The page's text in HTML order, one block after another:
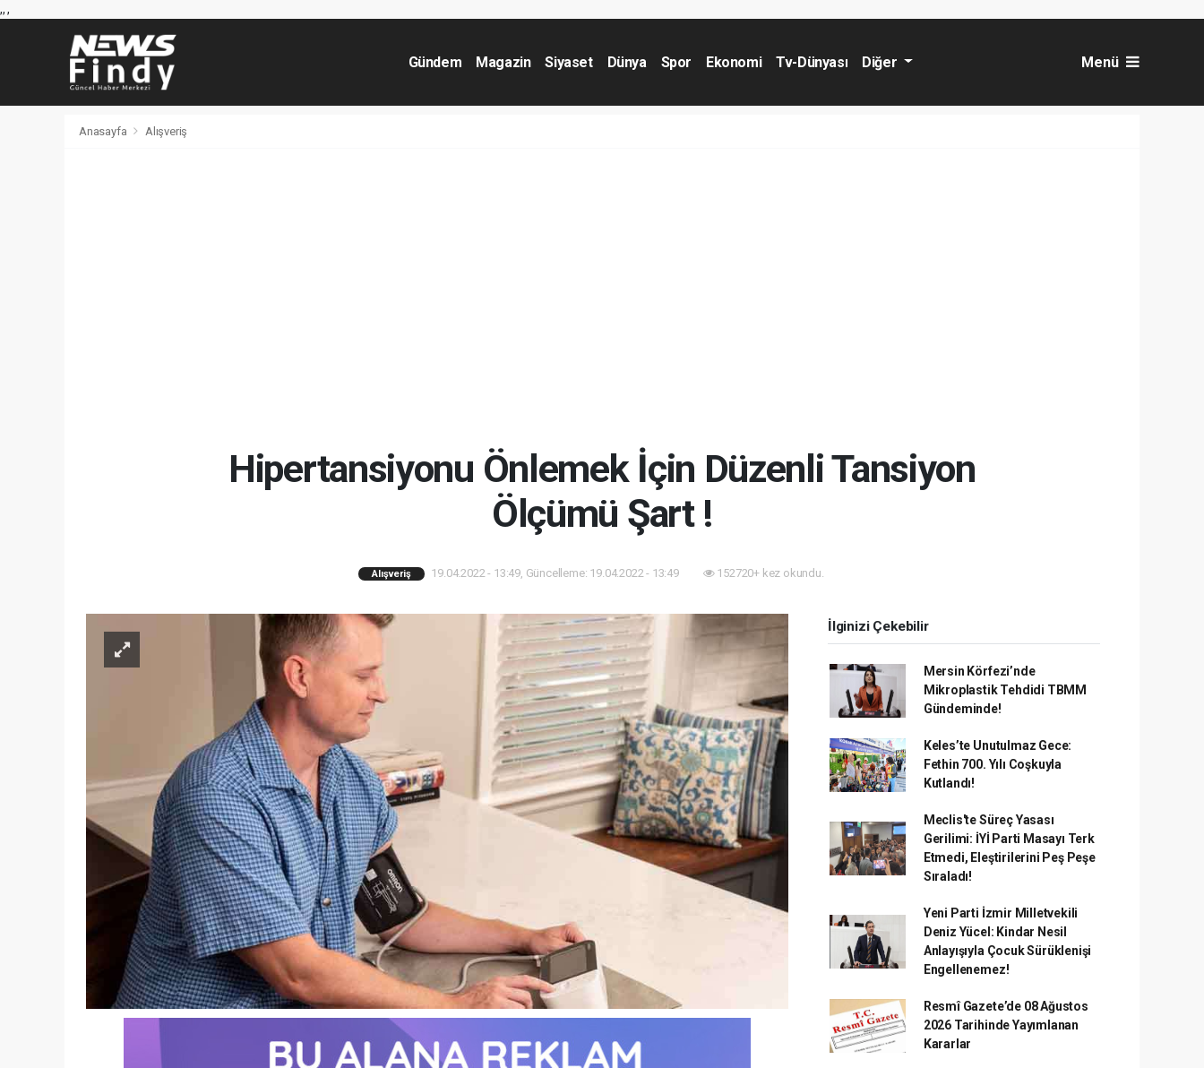
,,,
Gündem Magazin Siyaset Dünya Spor Ekonomi Tv-Dünyası Diğer Menü
Anasayfa Alışveriş
Hipertansiyonu Önlemek İçin Düzenli Tansiyon
Ölçümü Şart !
Alışveriş 19.04.2022 - 13:49, Güncelleme: 19.04.2022 - 13:49 152720+ kez okundu.
İlginizi Çekebilir
Mersin Körfezi’nde
Mikroplastik Tehdidi TBMM
Gündeminde!
Keles’te Unutulmaz Gece:
Fethin 700. Yılı Coşkuyla
Kutlandı!
Meclis'te Süreç Yasası
Gerilimi: İYİ Parti Masayı Terk
Etmedi, Eleştirilerini Peş Peşe
Sıraladı!
Yeni Parti İzmir Milletvekili
Deniz Yücel: Kindar Nesil
Anlayışıyla Çocuk Sürüklenişi
Engellenemez!
Resmî Gazete’de 08 Ağustos
2026 Tarihinde Yayımlanan
Kararlar